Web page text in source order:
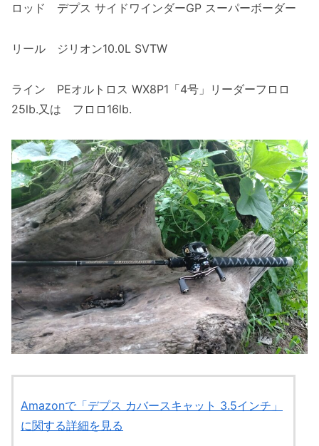
ロッド デプス サイドワインダーGP スーパーボーダー
リール ジリオン10.0L SVTW
ライン PEオルトロス WX8P1「4号」リーダーフロロ
25lb.又は フロロ16lb.
Amazonで「デプス カバースキャット 3.5インチ」
に関する詳細を見る